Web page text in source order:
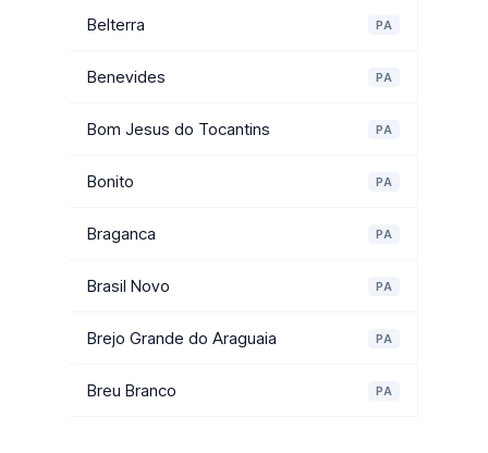
Belterra PA
Benevides PA
Bom Jesus do Tocantins PA
Bonito PA
Braganca PA
Brasil Novo PA
Brejo Grande do Araguaia PA
Breu Branco PA